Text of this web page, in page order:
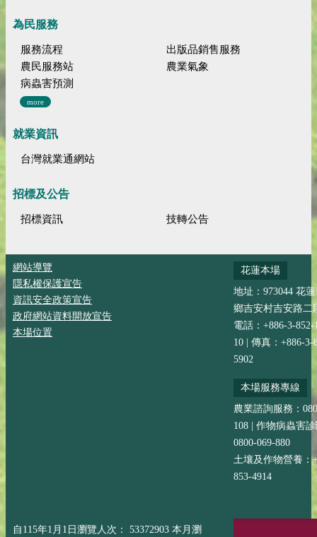
為民服務
服務流程
出版品銷售服務
農民服務站
農業氣象
病蟲害預測
more
就業資訊
台灣就業通網站
招標及公告
招標資訊 技轉公告
網站導覽
隱私權保護宣告
資訊安全政策宣告
政府網站資料開放宣告
本場位置
花蓮本場
地址：973044 花
鄉吉安村吉安路二
電話：+886-3-852-
10 | 傳真：+886-3-
5902
本場服務專線
農業諮詢服務：
108 | 作物病蟲害
0800-069-880
土壤及作物營養：
853-4914
自115年1月1日瀏覽人次： 53372903 本月瀏